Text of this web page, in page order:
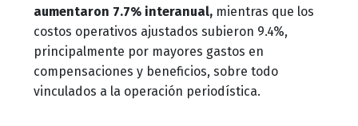
aumentaron 7.7% interanual, mientras que los
costos operativos ajustados subieron 9.4%,
principalmente por mayores gastos en
compensaciones y beneficios, sobre todo
vinculados a la operación periodística.